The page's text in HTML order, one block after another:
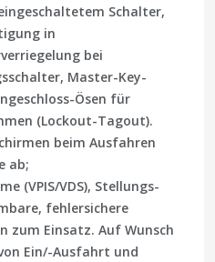
Schalter,
in
bei
Master-Key-
Ösen für
(Lockout-Tagout).
beim Ausfahren
ab;
(VPIS/VDS), Stellungs-
fehlersichere
zum Einsatz. Auf Wunsch
Ein/-Ausfahrt und